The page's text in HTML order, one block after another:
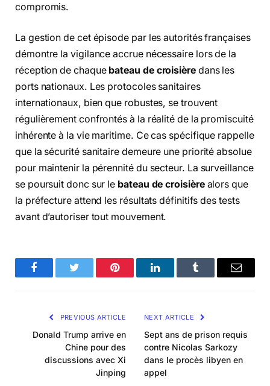
compromis.
La gestion de cet épisode par les autorités françaises
démontre la vigilance accrue nécessaire lors de la
réception de chaque bateau de croisièredans les
ports nationaux. Les protocoles sanitaires
internationaux, bien que robustes, se trouvent
régulièrement confrontés à la réalité de la promiscuité
inhérente à la vie maritime. Ce cas spécifique rappelle
que la sécurité sanitaire demeure une priorité absolue
pour maintenir la pérennité du secteur. La surveillance
se poursuit donc sur le bateau de croisièrealors que
la préfecture attend les résultats définitifs des tests
avant d’autoriser tout mouvement.
FacebookTwitter Pinterest LinkedInTumblr Email
PREVIOUS ARTICLE
Donald Trump arrive en
Chine pour des
discussions avec Xi
Jinping
NEXT ARTICLE
Sept ans de prison requis
contre Nicolas Sarkozy
dans le procès libyen en
appel